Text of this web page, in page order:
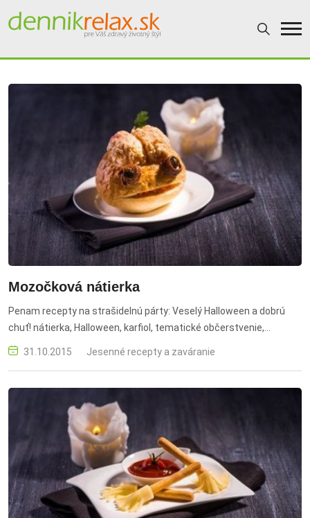
Dennikrelax
Mozočková nátierka
Penam recepty na strašidelnú párty: Veselý Halloween a dobrú
chuť! nátierka, Halloween, karfiol, tematické občerstvenie,
kreatívne jedlo
31.10.2015 Jesenné recepty a zaváranie